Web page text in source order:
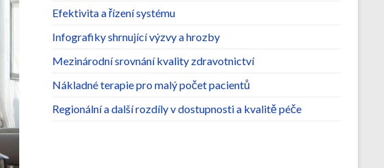
Efektivita a řízení systému
Infografiky shrnující výzvy a hrozby
Mezinárodní srovnání kvality zdravotnictví
Nákladné terapie pro malý počet pacientů
Regionální a další rozdíly v dostupnosti a kvalitě péče